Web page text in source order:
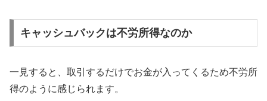
キャッシュバックは不労所得なのか
一見すると、取引するだけでお金が入ってくるため不労所
得のように感じられます。